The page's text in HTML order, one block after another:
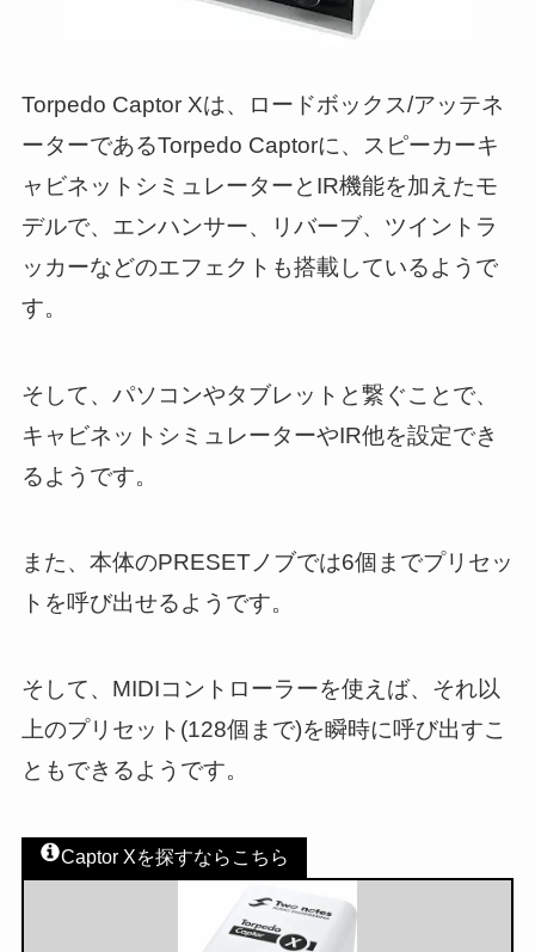
Torpedo Captor Xは、ロードボックス/アッテネ
ーターであるTorpedo Captorに、スピーカーキ
ャビネットシミュレーターとIR機能を加えたモ
デルで、エンハンサー、リバーブ、ツイントラ
ッカーなどのエフェクトも搭載しているようで
す。
そして、パソコンやタブレットと繋ぐことで、
キャビネットシミュレーターやIR他を設定でき
るようです。
また、本体のPRESETノブでは6個までプリセッ
トを呼び出せるようです。
そして、MIDIコントローラーを使えば、それ以
上のプリセット(128個まで)を瞬時に呼び出すこ
ともできるようです。
Captor Xを探すならこちら